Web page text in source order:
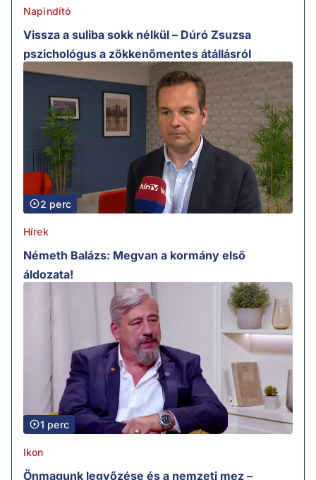
Napindító
Vissza a suliba sokk nélkül – Dúró Zsuzsa
pszichológus a zökkenőmentes átállásról
2 perc
Hírek
Németh Balázs: Megvan a kormány első
áldozata!
1 perc
Ikon
Önmagunk legyőzése és a nemzeti mez –